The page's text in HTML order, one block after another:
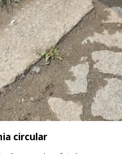
circular